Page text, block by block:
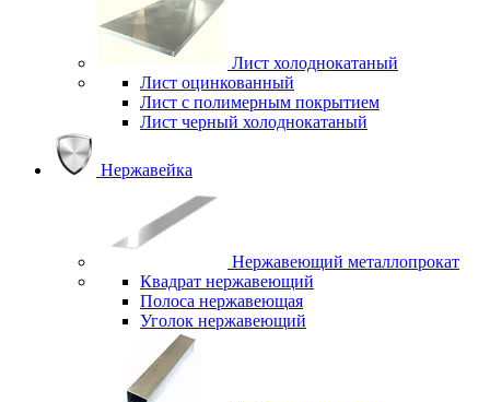
Лист холоднокатаный
Лист оцинкованный
Лист с полимерным покрытием
Лист черный холоднокатаный
Нержавейка
Нержавеющий металлопрокат
Квадрат нержавеющий
Полоса нержавеющая
Уголок нержавеющий